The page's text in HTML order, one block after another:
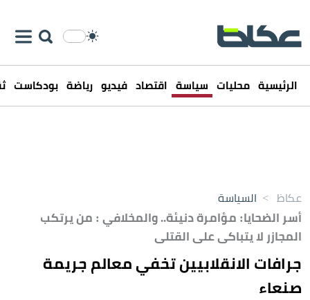
الرئيسية محليات سياسة اقتصاد فيديو رياضة بودكاست
عكاظ > السياسة
أسر الضحايا: مؤامرة دنيئة.. والمخلافي : من يرتكب
المجازر لا يتباكى على القتلى
جرافات الانقلابيين تخفي معالم جريمة
صنعاء